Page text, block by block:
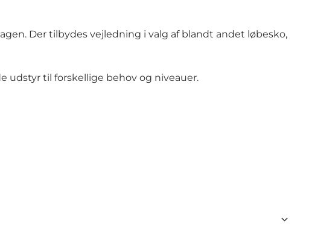
Der tilbydes vejledning i valg af blandt andet løbesko,
udstyr til forskellige behov og niveauer.